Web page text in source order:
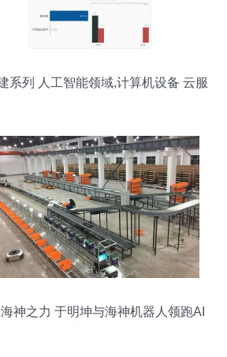
系列 人工智能领域,计算机设备 云服
神之力 于明坤与海神机器人领跑AI